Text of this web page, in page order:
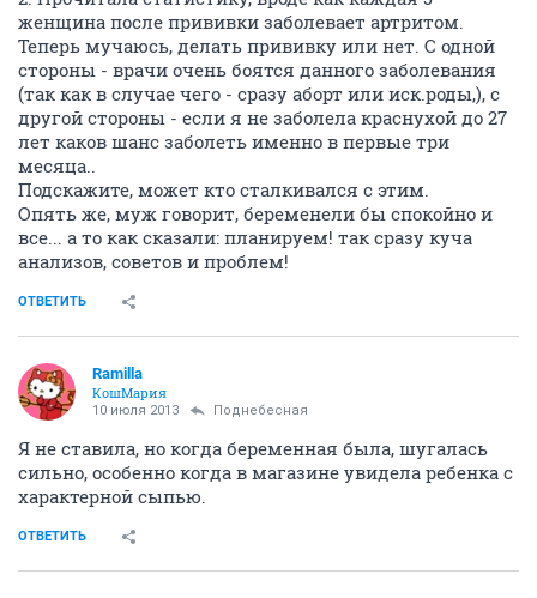
женщина после прививки заболевает артритом.
Теперь мучаюсь, делать прививку или нет. С одной
стороны - врачи очень боятся данного заболевания
(так как в случае чего - сразу аборт или иск.роды,), с
другой стороны - если я не заболела краснухой до 27
лет каков шанс заболеть именно в первые три
месяца..
Подскажите, может кто сталкивался с этим.
Опять же, муж говорит, беременели бы спокойно и
все... а то как сказали: планируем! так сразу куча
анализов, советов и проблем!
ОТВЕТИТЬ
Ramilla
КошМария
10 июля 2013 Поднебесная
Я не ставила, но когда беременная была, шугалась
сильно, особенно когда в магазине увидела ребенка с
характерной сыпью.
ОТВЕТИТЬ